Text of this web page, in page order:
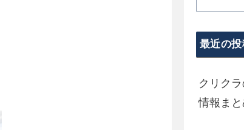
最近の投
クリク
情報まと